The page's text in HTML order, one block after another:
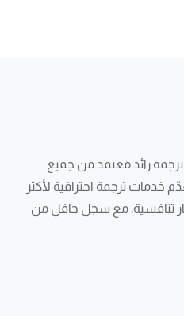
رائد معتمد من جميع
خدمات ترجمة احترافية لأكثر
تنافسية، مع سجل حافل من